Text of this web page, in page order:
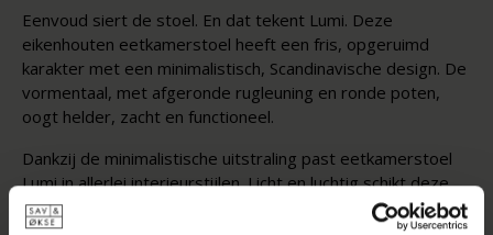
Eenvoud siert de stoel. En dat tekent Lumi. Deze
eikenhouten eetkamerstoel heeft een fris, opgeruimd
karakter met een minimalistisch, Scandinavische design. De
vormentaal, met afgeronde rugleuning en ronde poten,
oogt helder, zacht en functioneel.
Dankzij de minimalistische uitstraling past eetkamerstoel
Lumi in allerlei interieurstijlen. Licht en luchtig schikt deze
stoel zich aan jouw tafel.